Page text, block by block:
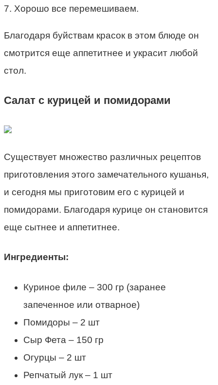
7. Хорошо все перемешиваем.
Благодаря буйствам красок в этом блюде он
смотрится еще аппетитнее и украсит любой
стол.
Салат с курицей и помидорами
Существует множество различных рецептов
приготовления этого замечательного кушанья,
и сегодня мы приготовим его с курицей и
помидорами. Благодаря курице он становится
еще сытнее и аппетитнее.
Ингредиенты:
Куриное филе – 300 гр (заранее
запеченное или отварное)
Помидоры – 2 шт
Сыр Фета – 150 гр
Огурцы – 2 шт
Репчатый лук – 1 шт